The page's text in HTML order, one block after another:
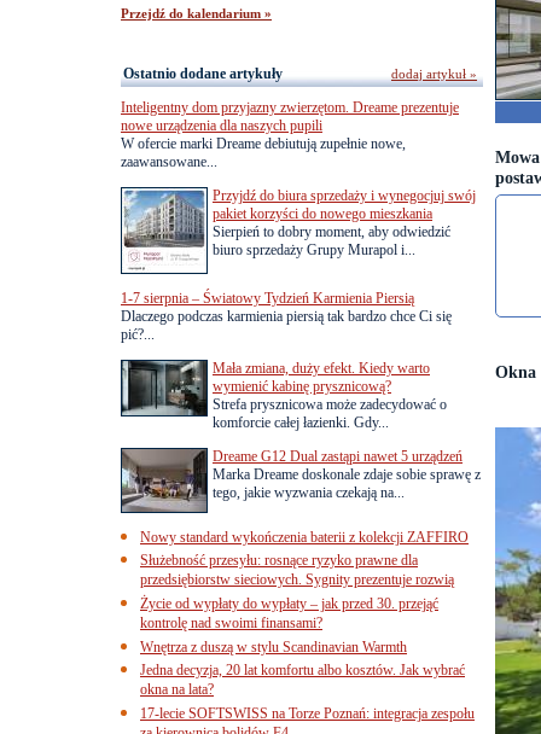
Okna
Przejdź do kalendarium »
Ostatnio dodane artykuły
Inteligentny dom przyjazny zwierzętom. Dreame prezentuje
nowe urządzenia dla naszych pupili
W ofercie marki Dreame debiutują zupełnie nowe,
zaawansowane...
Przyjdź do biura sprzedaży i wynegocjuj swój
pakiet korzyści do nowego mieszkania
Sierpień to dobry moment, aby odwiedzić
biuro sprzedaży Grupy Murapol i...
1-7 sierpnia – Światowy Tydzień Karmienia Piersią
Dlaczego podczas karmienia piersią tak bardzo chce Ci się
pić?...
Mała zmiana, duży efekt. Kiedy warto
wymienić kabinę prysznicową?
Strefa prysznicowa może zadecydować o
komforcie całej łazienki. Gdy...
Dreame G12 Dual zastąpi nawet 5 urządzeń
Marka Dreame doskonale zdaje sobie sprawę z
tego, jakie wyzwania czekają na...
Nowy standard wykończenia baterii z kolekcji ZAFFIRO
Służebność przesyłu: rosnące ryzyko prawne dla
przedsiębiorstw sieciowych. Sygnity prezentuje rozwią
Życie od wypłaty do wypłaty – jak przed 30. przejąć
kontrolę nad swoimi finansami?
Wnętrza z duszą w stylu Scandinavian Warmth
Jedna decyzja, 20 lat komfortu albo kosztów. Jak wybrać
okna na lata?
17-lecie SOFTSWISS na Torze Poznań: integracja zespołu
dodaj artykuł »